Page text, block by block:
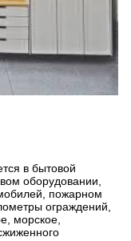
в бытовой
оборудовании,
пожарном
ограждений,
морское,